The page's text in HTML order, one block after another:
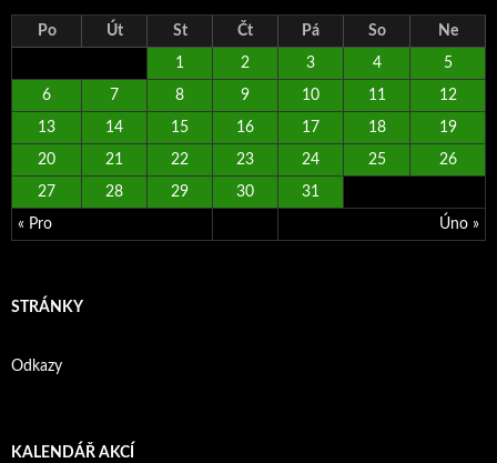
Po Út St Čt Pá So Ne
« Pro Úno »
1 2 3 4 5
6 7 8 9 10 11 12
13 14 15 16 17 18 19
20 21 22 23 24 25 26
27 28 29 30 31
STRÁNKY
Odkazy
KALENDÁŘ AKCÍ